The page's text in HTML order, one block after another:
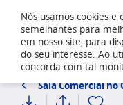
Sala Comercial no
Nós usamos cookies e
semelhantes para
em nosso site, para
do seu interesse. Ao
concorda com tal